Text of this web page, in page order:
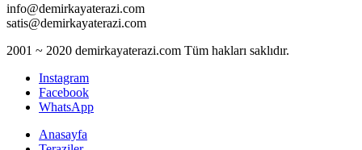
info@demirkayaterazi.com
satis@demirkayaterazi.com
2001 ~ 2020 demirkayaterazi.com Tüm hakları saklıdır.
Instagram
Facebook
WhatsApp
Anasayfa